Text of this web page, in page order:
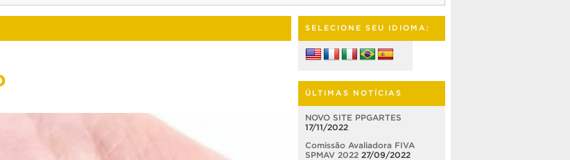
SELECIONE SEU IDIOMA:
ÚLTIMAS NOTÍCIAS
NOVO SITE PPGARTES
17/11/2022
Comissão Avaliadora FIVA
SPMAV 2022 27/09/2022